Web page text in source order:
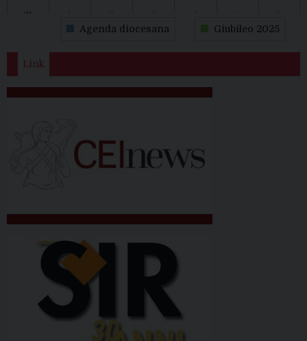
31
Agenda diocesana Giubileo 2025
Link